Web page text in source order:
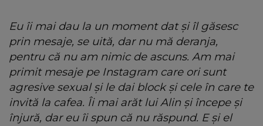
Eu îi mai dau la un moment dat și îl găsesc
prin mesaje, se uită, dar nu mă deranja,
pentru că nu am nimic de ascuns. Am mai
primit mesaje pe Instagram care ori sunt
agresive sexual și le dai block și cele în care te
invită la cafea. Îi mai arăt lui Alin și începe și
înjură, dar eu îi spun că nu răspund. E și el